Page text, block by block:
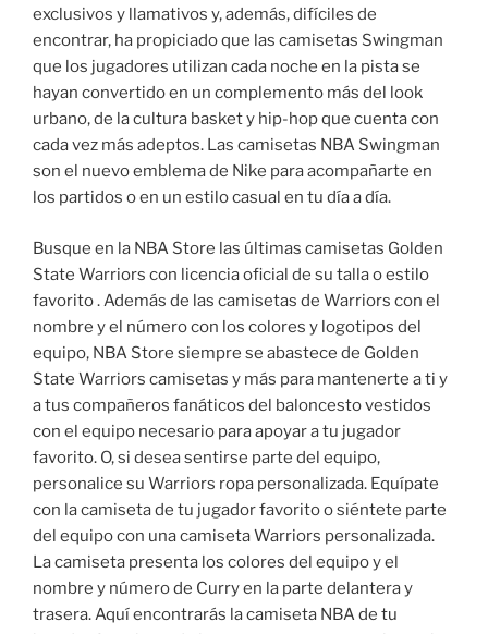
exclusivos y llamativos y, además, difíciles de
encontrar, ha propiciado que las camisetas Swingman
que los jugadores utilizan cada noche en la pista se
hayan convertido en un complemento más del look
urbano, de la cultura basket y hip-hop que cuenta con
cada vez más adeptos. Las camisetas NBA Swingman
son el nuevo emblema de Nike para acompañarte en
los partidos o en un estilo casual en tu día a día.
Busque en la NBA Store las últimas camisetas Golden
State Warriors con licencia oficial de su talla o estilo
favorito . Además de las camisetas de Warriors con el
nombre y el número con los colores y logotipos del
equipo, NBA Store siempre se abastece de Golden
State Warriors camisetas y más para mantenerte a ti y
a tus compañeros fanáticos del baloncesto vestidos
con el equipo necesario para apoyar a tu jugador
favorito. O, si desea sentirse parte del equipo,
personalice su Warriors ropa personalizada. Equípate
con la camiseta de tu jugador favorito o siéntete parte
del equipo con una camiseta Warriors personalizada.
La camiseta presenta los colores del equipo y el
nombre y número de Curry en la parte delantera y
trasera. Aquí encontrarás la camiseta NBA de tu